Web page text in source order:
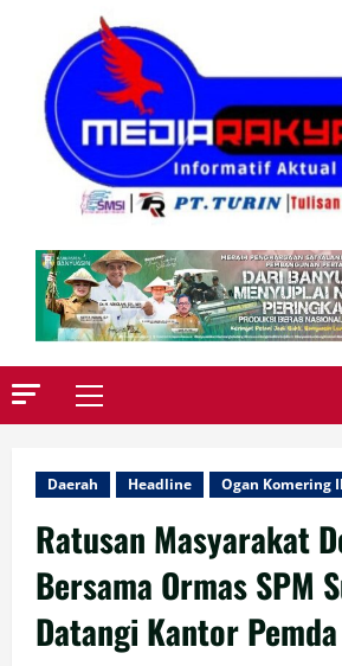
Primary
Daerah Headline Ogan Komering
Ratusan Masyarakat
Bersama Ormas SPM
Datangi Kantor